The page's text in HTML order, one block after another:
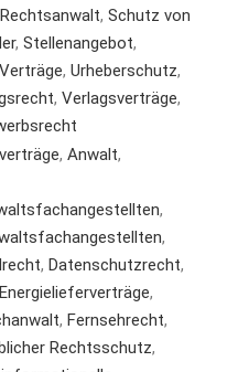
Rechtsanwalt, Schutz von
, Stellenangebot,
, Urheberschutz,
, Verlagsverträge,
, Anwalt,
,
,
, Datenschutzrecht,
Energielieferverträge,
, Fernsehrecht,
Rechtsschutz,